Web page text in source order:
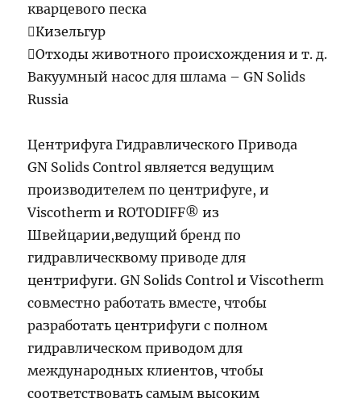
кварцевого песка
Кизельгур
Отходы животного происхождения и т. д.
Вакуумный насос для шлама – GN Solids
Russia
Центрифуга Гидравлического Привода
GN Solids Control является ведущим
производителем по центрифуге, и
Viscotherm и ROTODIFF® из
Швейцарии,ведущий бренд по
гидравлическвому приводе для
центрифуги. GN Solids Control и Viscotherm
совместно работать вместе, чтобы
разработать центрифуги с полном
гидравлическом приводом для
международных клиентов, чтобы
соответствовать самым высоким